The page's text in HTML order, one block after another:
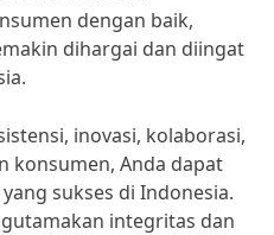
dengan baik,
dihargai dan diingat
inovasi, kolaborasi,
konsumen, Anda dapat
sukses di Indonesia.
integritas dan